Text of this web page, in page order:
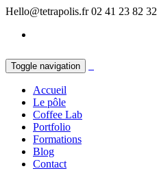
Hello@tetrapolis.fr 02 41 23 82 32
Toggle navigation
Accueil
Le pôle
Coffee Lab
Portfolio
Formations
Blog
Contact